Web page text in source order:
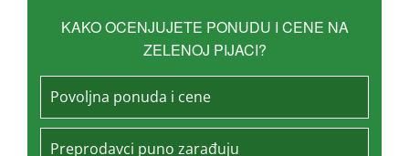
KAKO OCENJUJETE PONUDU I CENE NA
ZELENOJ PIJACI?
Povoljna ponuda i cene
Preprodavci puno zarađuju